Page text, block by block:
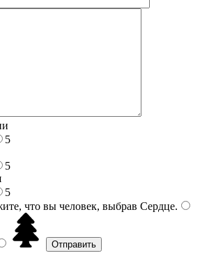
5
5
5
что вы человек, выбрав Сердце.